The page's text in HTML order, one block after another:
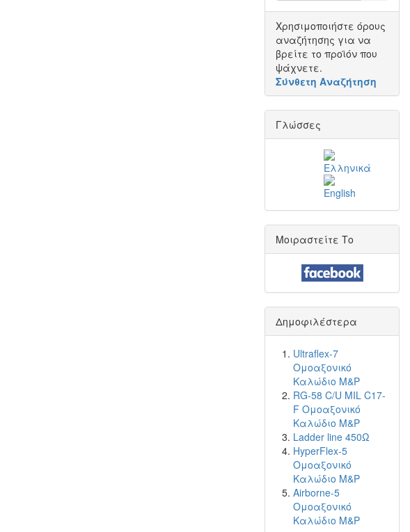
Χρησιμοποιήστε όρους
αναζήτησης για να
βρείτε το προϊόν που
ψάχνετε.
Σύνθετη Αναζήτηση
Γλώσσες
Μοιραστείτε Το
Δημοφιλέστερα
Ultraflex-7
Ομοαξονικό
Καλώδιο M&P
RG-58 C/U MIL C17-
F Ομοαξονικό
Καλώδιο M&P
Ladder line 450Ω
HyperFlex-5
Ομοαξονικό
Καλώδιο M&P
Airborne-5
Ομοαξονικό
Καλώδιο M&P